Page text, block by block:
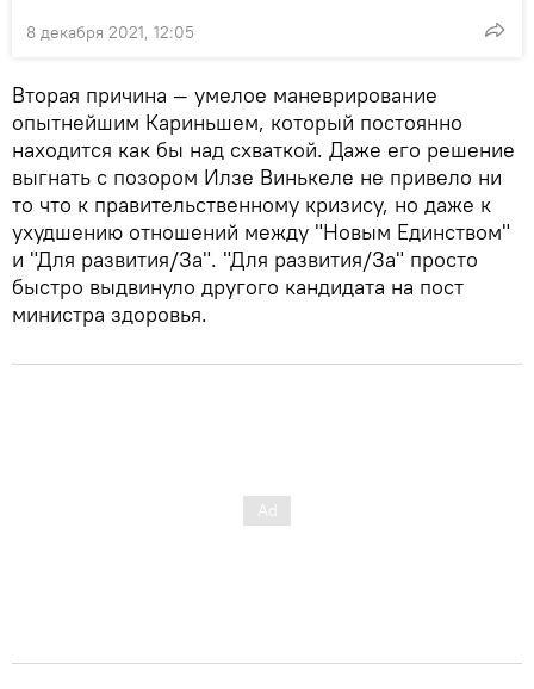
8 декабря 2021, 12:05
Вторая причина — умелое маневрирование
опытнейшим Кариньшем, который постоянно
находится как бы над схваткой. Даже его решение
выгнать с позором Илзе Винькеле не привело ни
то что к правительственному кризису, но даже к
ухудшению отношений между "Новым Единством"
и "Для развития/За". "Для развития/За" просто
быстро выдвинуло другого кандидата на пост
министра здоровья.